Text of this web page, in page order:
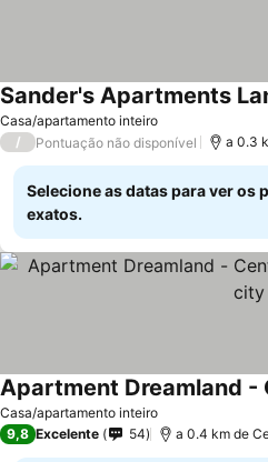
Casa/apartamento inteiro
Sander's Apartments
/ Pontuação não disponível a 0.3
Selecione as datas para ver os
exatos.
Casa/apartamento inteiro
9,8 Excelente 54 a 0.4 km de